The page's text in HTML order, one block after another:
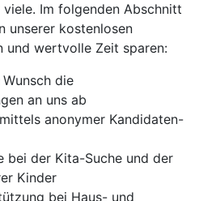
Im folgenden Abschnitt
unserer kostenlosen
und wertvolle Zeit sparen:
die
an uns ab
anonymer Kandidaten-
bei der Kita-Suche und der
Kinder
bei Haus- und